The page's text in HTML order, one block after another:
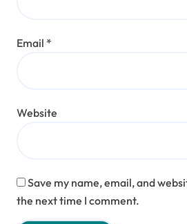
Email *
Website
Save my name, email, and
the next time I comment.